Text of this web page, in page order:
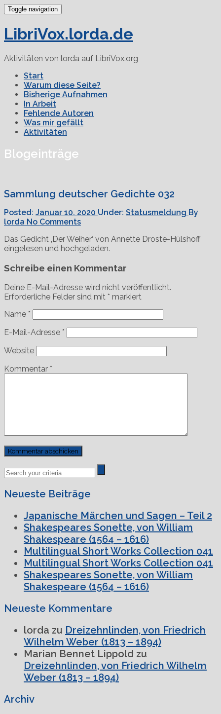
Toggle navigation
LibriVox.lorda.de
Aktivitäten von lorda auf LibriVox.org
Start
Warum diese Seite?
Bisherige Aufnahmen
In Arbeit
Fehlende Autoren
Was mir gefällt
Aktivitäten
Blogeinträge
Sammlung deutscher Gedichte 032
Posted: Januar 10, 2020 Under: Statusmeldung By
lorda No Comments
Das Gedicht ‚Der Weiher‘ von Annette Droste-Hülshoff
eingelesen und hochgeladen.
Schreibe einen Kommentar
Deine E-Mail-Adresse wird nicht veröffentlicht.
Erforderliche Felder sind mit * markiert
Name *
E-Mail-Adresse *
Website
Kommentar *
Previous
Post
Next
Post
Neueste Beiträge
Japanische Märchen und Sagen – Teil 2
Shakespeares Sonette, von William
Shakespeare (1564 – 1616)
Multilingual Short Works Collection 041
Multilingual Short Works Collection 041
Shakespeares Sonette, von William
Shakespeare (1564 – 1616)
Neueste Kommentare
lorda zu Dreizehnlinden, von Friedrich
Wilhelm Weber (1813 – 1894)
Marian Bennet Lippold zu
Dreizehnlinden, von Friedrich Wilhelm
Weber (1813 – 1894)
Archiv